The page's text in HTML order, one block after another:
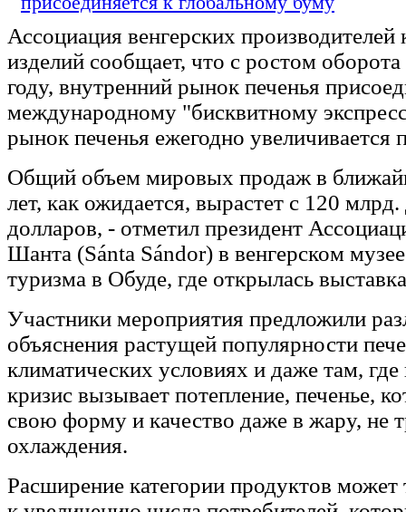
Ассоциация венгерских производителей
изделий сообщает, что с ростом
году, внутренний рынок печенья
международному "бисквитному
рынок печенья ежегодно увеличивается
Общий объем мировых продаж в
лет, как ожидается, вырастет с 120
долларов, - отметил президент
Шанта (Sánta Sándor) в венгерском
туризма в Обуде, где открылась
Участники мероприятия предложили
объяснения растущей популярности
климатических условиях и даже там,
кризис вызывает потепление, печенье,
свою форму и качество даже в жару, не
охлаждения.
Расширение категории продуктов может